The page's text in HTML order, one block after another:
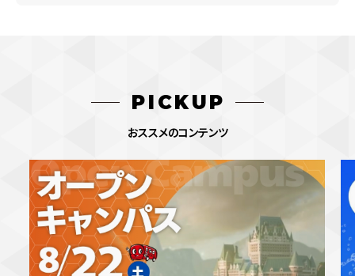
PICKUP
おススメのコンテンツ